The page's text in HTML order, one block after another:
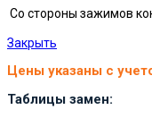
Со стороны зажимов
Закрыть
Цены указаны с
Таблицы замен: